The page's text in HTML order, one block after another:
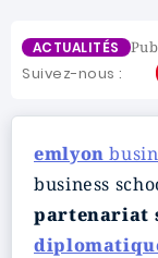
ACTUALITÉS
Suivez-nous :
emlyon
business
partenariat